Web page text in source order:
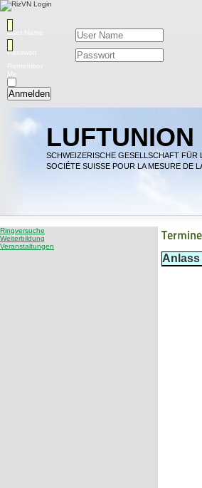
User Name
Passwort
Remember
Me
Anmelden
LUFTUNION
SCHWEIZERISCHE GESELLSCHAFT FÜR
SOCIÉTE SUISSE POUR LA MESURE DE
Ringversuche
Weiterbildung
Veranstaltungen
Termine
Anlass